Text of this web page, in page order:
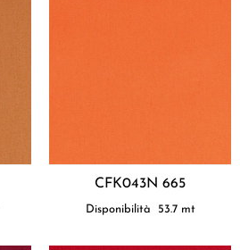
CFK043N 665
Disponibilità 53.7 mt